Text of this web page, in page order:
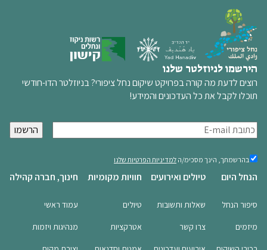
הירשמו לניוזלטר שלנו
רוצים לדעת מה קורה בפרויקט שיקום נחל ציפורי? בניוזלטר הדו-חודשי
תוכלו לקבל את כל העדכונים והמידע!
א
י
מ
ח
בהרשמתך,
מסכימ/ה
בהרשמתך, הינך מסכימ/ה למדיניות הפרטיות שלנו
הנחל היום
סיפור הנחל
מיזמים
טיולים ואירועים
שאלות ותשובות
צרו קשר
חוויות מקומיות
טיולים
אטרקציות
חינוך, חברה קהילה
עמוד ראשי
מנהיגות ויזמות